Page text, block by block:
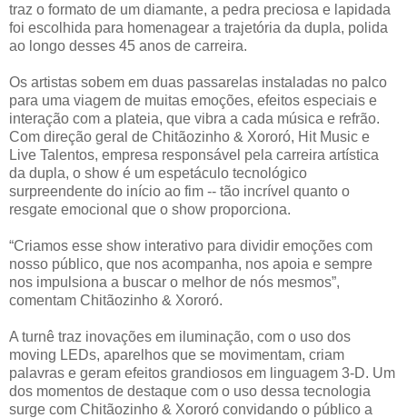
traz o formato de um diamante, a pedra preciosa e lapidada
foi escolhida para homenagear a trajetória da dupla, polida
ao longo desses 45 anos de carreira.
Os artistas sobem em duas passarelas instaladas no palco
para uma viagem de muitas emoções, efeitos especiais e
interação com a plateia, que vibra a cada música e refrão.
Com direção geral de Chitãozinho & Xororó, Hit Music e
Live Talentos, empresa responsável pela carreira artística
da dupla, o show é um espetáculo tecnológico
surpreendente do início ao fim -- tão incrível quanto o
resgate emocional que o show proporciona.
“Criamos esse show interativo para dividir emoções com
nosso público, que nos acompanha, nos apoia e sempre
nos impulsiona a buscar o melhor de nós mesmos”,
comentam Chitãozinho & Xororó.
A turnê traz inovações em iluminação, com o uso dos
moving LEDs, aparelhos que se movimentam, criam
palavras e geram efeitos grandiosos em linguagem 3-D. Um
dos momentos de destaque com o uso dessa tecnologia
surge com Chitãozinho & Xororó convidando o público a